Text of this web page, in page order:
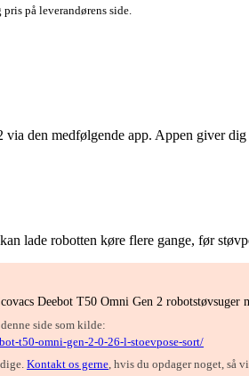
på leverandørens side.
den medfølgende app. Appen giver
lade robotten køre flere gange, før
Deebot T50 Omni Gen 2
side som kilde:
t50-omni-gen-2-0-26-l-stoevpose-sort/
Kontakt os gerne , hvis du opdager noget, så